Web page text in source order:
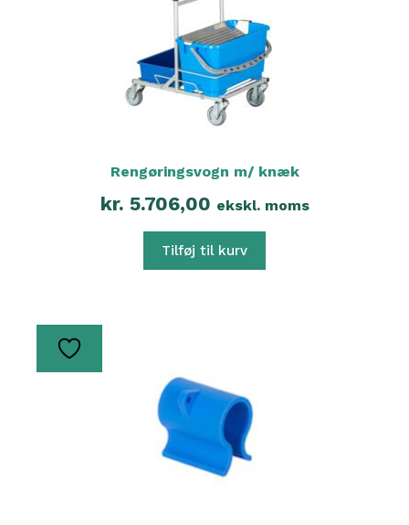
Rengøringsvogn m/ knæk
kr. 5.706,00 ekskl. moms
Tilføj til kurv